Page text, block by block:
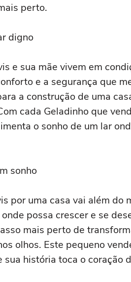
perto.
digno
e sua mãe vivem em
e a segurança que
a construção de uma
cada Geladinho que
o sonho de um lar
sonho
por uma casa vai além
possa crescer e se
mais perto de
olhos. Este pequeno
sua história toca o coração